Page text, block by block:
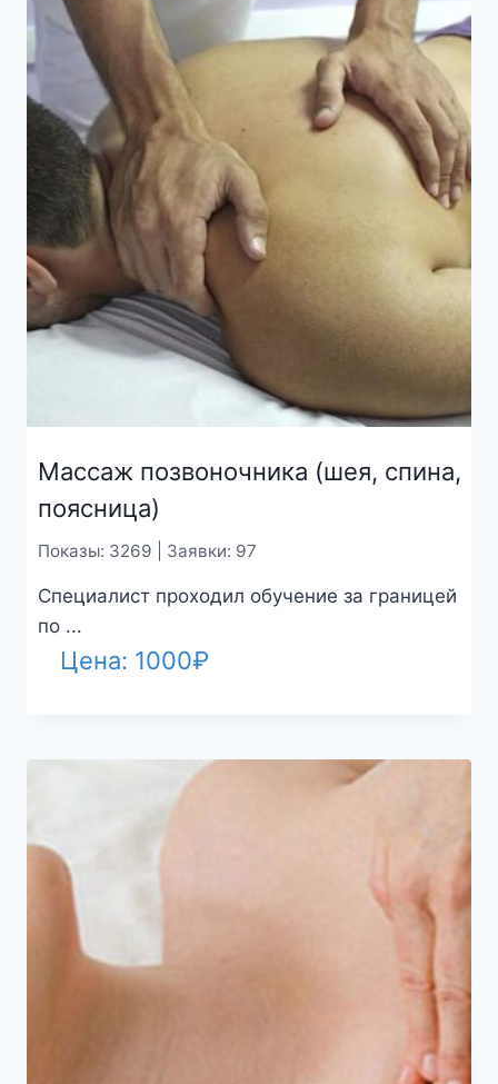
Массаж позвоночника (шея, спина,
поясница)
Показы: 3269 | Заявки: 97
Специалист проходил обучение за границей
по ...
Цена: 1000₽